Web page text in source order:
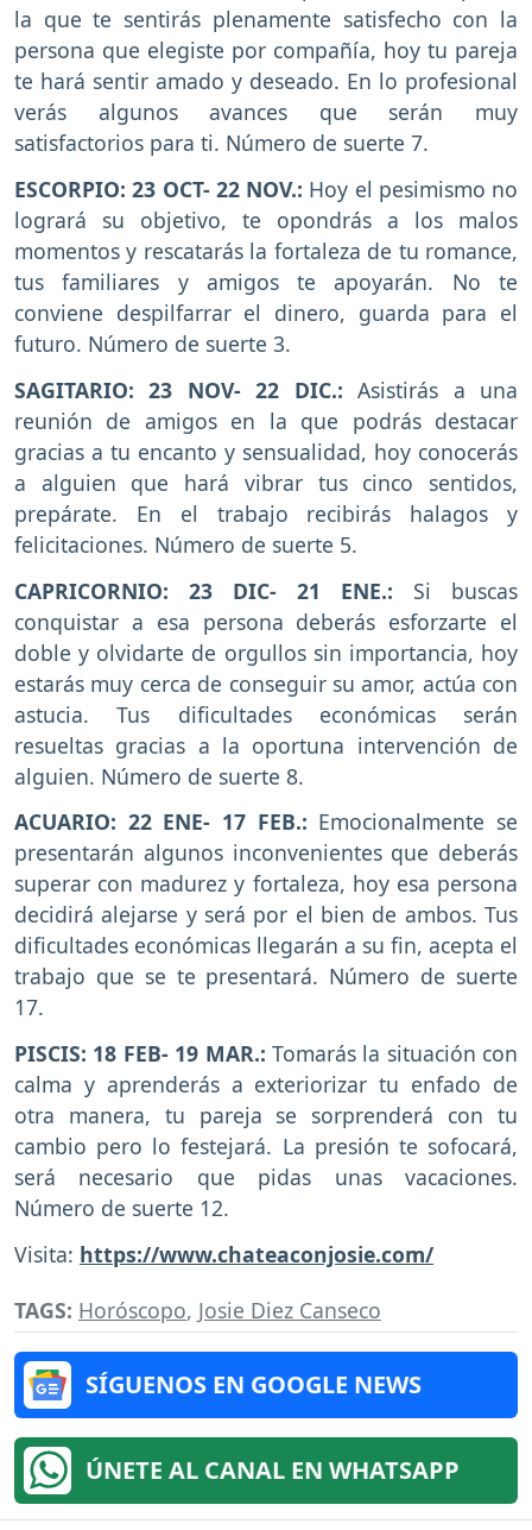
la que te sentirás plenamente satisfecho con la
persona que elegiste por compañía, hoy tu pareja
te hará sentir amado y deseado. En lo profesional
verás algunos avances que serán muy
satisfactorios para ti. Número de suerte 7.
ESCORPIO: 23 OCT- 22 NOV.: Hoy el pesimismo no
logrará su objetivo, te opondrás a los malos
momentos y rescatarás la fortaleza de tu romance,
tus familiares y amigos te apoyarán. No te
conviene despilfarrar el dinero, guarda para el
futuro. Número de suerte 3.
SAGITARIO: 23 NOV- 22 DIC.:Asistirás a una
reunión de amigos en la que podrás destacar
gracias a tu encanto y sensualidad, hoy conocerás
a alguien que hará vibrar tus cinco sentidos,
prepárate. En el trabajo recibirás halagos y
felicitaciones. Número de suerte 5.
CAPRICORNIO: 23 DIC- 21 ENE.: Si buscas
conquistar a esa persona deberás esforzarte el
doble y olvidarte de orgullos sin importancia, hoy
estarás muy cerca de conseguir su amor, actúa con
astucia. Tus dificultades económicas serán
resueltas gracias a la oportuna intervención de
alguien. Número de suerte 8.
ACUARIO: 22 ENE- 17 FEB.: Emocionalmente se
presentarán algunos inconvenientes que deberás
superar con madurez y fortaleza, hoy esa persona
decidirá alejarse y será por el bien de ambos. Tus
dificultades económicas llegarán a su fin, acepta el
trabajo que se te presentará. Número de suerte
17.
PISCIS: 18 FEB- 19 MAR.: Tomarás la situación con
calma y aprenderás a exteriorizar tu enfado de
otra manera, tu pareja se sorprenderá con tu
cambio pero lo festejará. La presión te sofocará,
será necesario que pidas unas vacaciones.
Número de suerte 12.
Visita: https://www.chateaconjosie.com/
TAGS: Horóscopo, Josie Diez Canseco
SÍGUENOS EN GOOGLE NEWS
ÚNETE AL CANAL EN WHATSAPP